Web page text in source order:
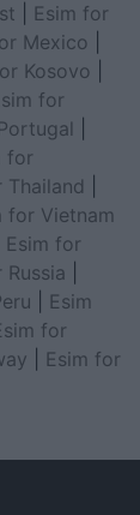
Esim for
Mexico
Kosovo
for
for
Thailand
for Vietnam
Esim for
Russia
Esim
for
Esim for